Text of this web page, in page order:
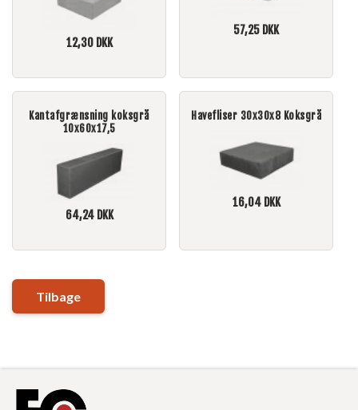
12,30DKK
57,25 DKK
Kantafgrænsning koksgrå
10x60x17,5
64,24DKK
Havefliser 30x30x8 Koksgrå
16,04DKK
Tilbage